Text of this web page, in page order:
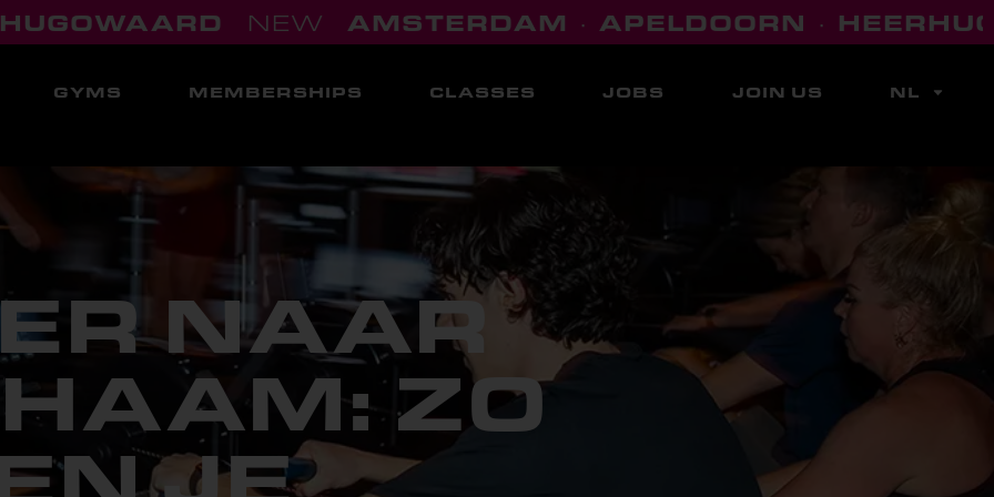
NEWAMSTERDAM·APELDOORN·
GYMS MEMBERSHIPS CLASSES JOBS JOIN US NL
NAAR
ZO
JE